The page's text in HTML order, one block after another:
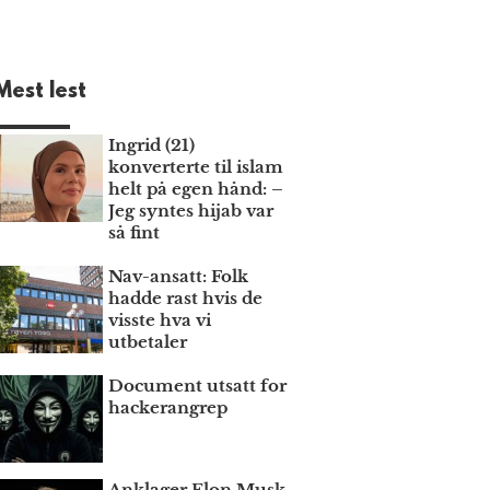
lest
Ingrid (21)
konverterte til islam
helt på egen hånd: –
Jeg syntes hijab var
så fint
Nav-ansatt: Folk
hadde rast hvis de
visste hva vi
utbetaler
Document utsatt for
hackerangrep